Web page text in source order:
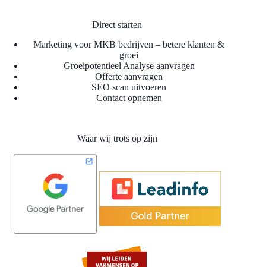
Direct starten
Marketing voor MKB bedrijven – betere klanten &
groei
Groeipotentieel Analyse aanvragen
Offerte aanvragen
SEO scan uitvoeren
Contact opnemen
Waar wij trots op zijn